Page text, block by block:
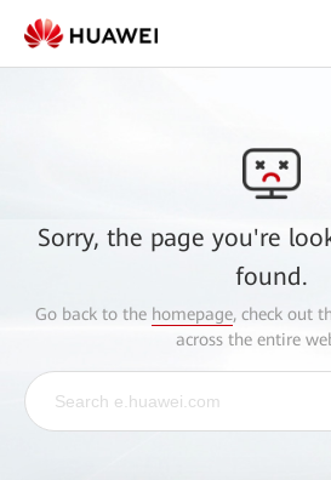
Sorry, the page you're
found.
Go back to the homepage, check out
across the entire